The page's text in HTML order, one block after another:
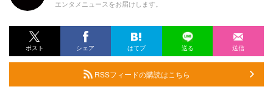
エンタメニュースをお届けします。
ポスト シェア はてブ 送る 送信
RSSフィードの購読はこちら